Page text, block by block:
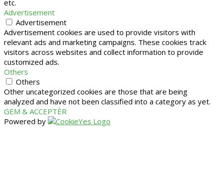
etc.
Advertisement
Advertisement
Advertisement cookies are used to provide visitors with
relevant ads and marketing campaigns. These cookies track
visitors across websites and collect information to provide
customized ads.
Others
Others
Other uncategorized cookies are those that are being
analyzed and have not been classified into a category as yet.
GEM & ACCEPTÈR
Powered by